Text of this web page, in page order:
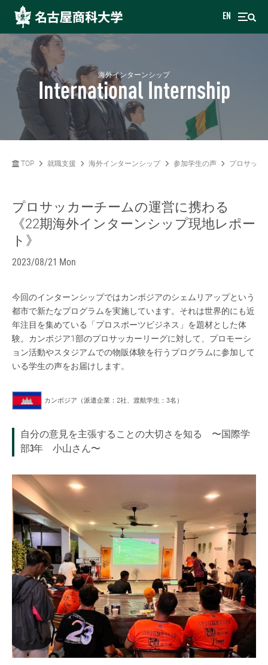
EN
海外インターンシップ
International Internship
TOP 就職支援 海外インターンシップ 参加学生の声 プロサッカ
プロサッカーチームの運営に携わる
《22期海外インターンシップ現地レポー
ト》
2023/08/21 Mon
今回のインターンシップではカンボジアのシェムリアップという
都市で新たなプログラムを実施しています。それは世界的にも近
年注目を集めている「プロスポーツビジネス」を題材とした体
験。カンボジア1部のプロサッカーリーグに対して、プロモーシ
ョン活動やスタジアムでの物販体験を行うプログラムに参加して
いる学生の声をお届けします。
カンボジア（派遣企業：2社、渡航学生：3名）
自分の意見を主張することの大切さを知る 〜国際学
部3年 小山さん〜